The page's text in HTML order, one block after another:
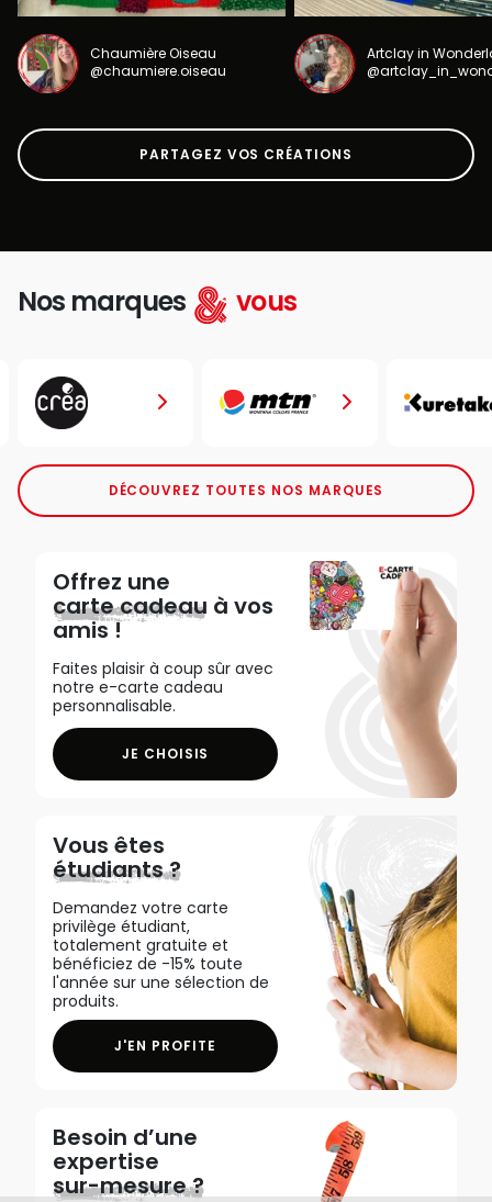
Chaumière Oiseau
@chaumiere.oiseau
Artclay in
PARTAGEZ VOS CRÉATIONS
Nos marques vous
DÉCOUVREZ TOUTES NOS MARQUES
Offrez une
carte cadeau à vos
amis !
Faites plaisir à coup sûr avec
notre e-carte cadeau
personnalisable.
JE CHOISIS
Vous êtes
étudiants ?
Demandez votre carte
privilège étudiant,
totalement gratuite et
bénéficiez de -15% toute
l'année sur une sélection de
produits.
J'EN PROFITE
Besoin d’une
expertise
sur-mesure ?